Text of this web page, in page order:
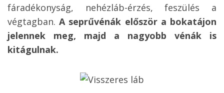
fáradékonyság, nehézláb-érzés, feszülés a
végtagban.A seprűvénák először a bokatájon
jelennek meg, majd a nagyobb vénák is
kitágulnak.